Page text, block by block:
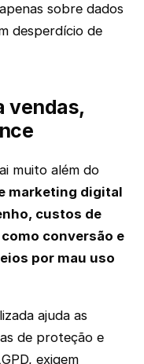
sobre dados
desperdício de
vendas,
muito além do
marketing digital
custos de
conversão e
por mau uso
ajuda as
de proteção e
exigem